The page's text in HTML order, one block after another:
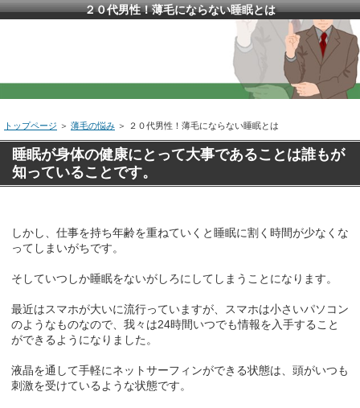
２０代男性！薄毛にならない睡眠とは
トップページ ＞ 薄毛の悩み ＞ ２０代男性！薄毛にならない睡眠とは
睡眠が身体の健康にとって大事であることは誰もが
知っていることです。
しかし、仕事を持ち年齢を重ねていくと睡眠に割く時間が少なくな
ってしまいがちです。
そしていつしか睡眠をないがしろにしてしまうことになります。
最近はスマホが大いに流行っていますが、スマホは小さいパソコン
のようなものなので、我々は24時間いつでも情報を入手すること
ができるようになりました。
液晶を通して手軽にネットサーフィンができる状態は、頭がいつも
刺激を受けているような状態です。